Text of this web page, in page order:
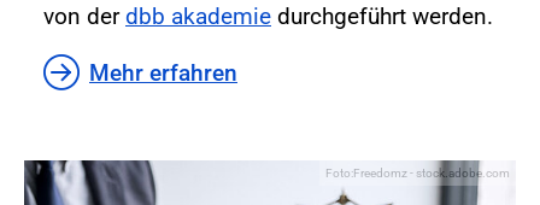
von derdbb akademie durchgeführt werden.
Mehr erfahren
Foto:Freedomz - stock.adobe.com